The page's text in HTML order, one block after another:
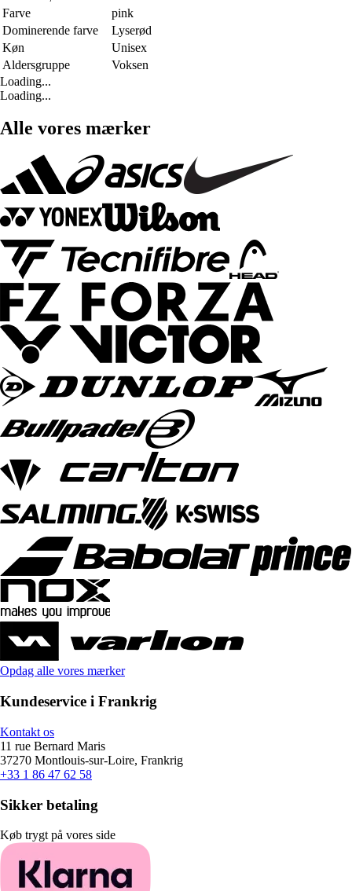
Farve
pink
Dominerende farve
Lyserød
Køn
Unisex
Aldersgruppe
Voksen
Loading...
Loading...
Alle vores mærker
Opdag alle vores mærker
Kundeservice i Frankrig
Kontakt os
11 rue Bernard Maris
37270 Montlouis-sur-Loire, Frankrig
+33 1 86 47 62 58
Sikker betaling
Køb trygt på vores side